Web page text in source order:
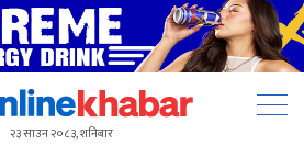
२३ साउन २०८३, शनिबार